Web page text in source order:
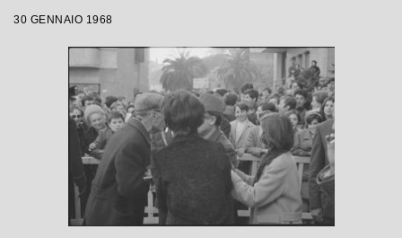
30 GENNAIO 1968